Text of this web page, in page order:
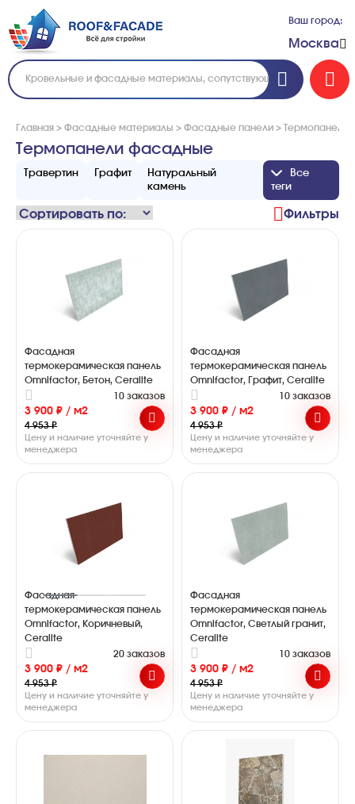
Ваш город:
Москва
Главная > Фасадные материалы > Фасадные панели > Термопанели
Термопанели фасадные
Травертин Графит
Натуральный
камень
Все
теги
Фильтры
Фасадная
термокерамическая панель
Omnifactor, Бетон, Ceralite
10 заказов
3 900 ₽ / м2
4 953 ₽
Цену и наличие уточняйте у
менеджера
Фасадная
термокерамическая панель
Omnifactor, Графит, Ceralite
10 заказов
3 900 ₽ / м2
4 953 ₽
Цену и наличие уточняйте у
менеджера
Фасадная
термокерамическая панель
Omnifactor, Коричневый,
Ceralite
20 заказов
3 900 ₽ / м2
4 953 ₽
Цену и наличие уточняйте у
менеджера
Фасадная
термокерамическая панель
Omnifactor, Светлый гранит,
Ceralite
10 заказов
3 900 ₽ / м2
4 953 ₽
Цену и наличие уточняйте у
менеджера